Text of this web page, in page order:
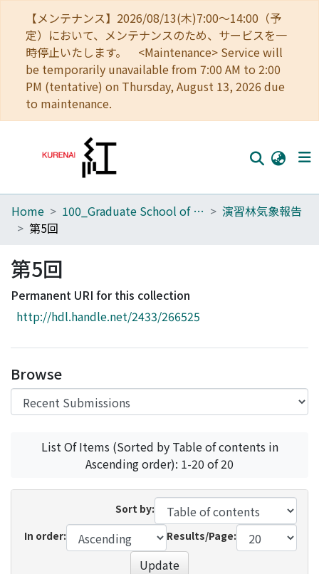
【メンテナンス】2026/08/13(木)7:00～14:00（予
定）において、メンテナンスのため、サービスを一
時停止いたします。 <Maintenance> Service will
be temporarily unavailable from 7:00 AM to 2:00
PM (tentative) on Thursday, August 13, 2026 due
to maintenance.
Home
Browse
Download Ranking
Access Statistics
Home 100_Graduate School of Agriculture
演習林気象報告
第5回
第5回
Permanent URI for this collection
http://hdl.handle.net/2433/266525
Browse
List Of Items (Sorted by Table of contents in
Ascending order): 1-20 of 20
Sort by:
In order:
Results/Page:
Update